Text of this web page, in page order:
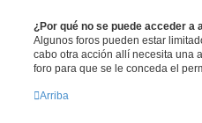
¿Por qué no se puede acceder a
Algunos foros pueden estar
cabo otra acción allí necesita una
foro para que se le conceda el
Arriba